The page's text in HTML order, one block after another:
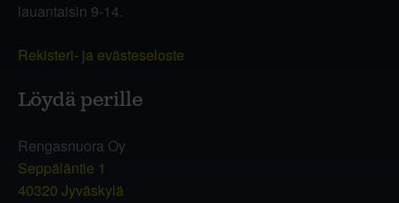
lauantaisin 9-14.
Rekisteri- ja evästeseloste
Löydä perille
Rengasnuora Oy
Seppäläntie 1
40320 Jyväskylä